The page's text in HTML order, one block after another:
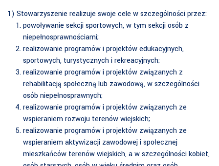
1) Stowarzyszenie realizuje swoje cele w szczególności przez:
powoływanie sekcji sportowych, w tym sekcji osób z
niepełnosprawnościami;
realizowanie programów i projektów edukacyjnych,
sportowych, turystycznych i rekreacyjnych;
realizowanie programów i projektów związanych z
rehabilitacją społeczną lub zawodową, w szczególności
osób niepełnosprawnych;
realizowanie programów i projektów związanych ze
wspieraniem rozwoju terenów wiejskich;
realizowanie programów i projektów związanych ze
wspieraniem aktywizacji zawodowej i społecznej
mieszkańców terenów wiejskich, a w szczególności kobiet,